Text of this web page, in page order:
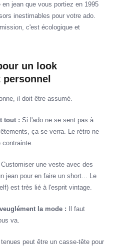
jean que vous portiez en 1995
inestimables pour votre ado.
c'est écologique et
un look
il doit être assumé.
tout : Si l'ado ne se sent pas à
ça se verra. Le rétro ne
contrainte.
Customiser une veste avec des
jean pour en faire un short... Le
est très lié à l'esprit vintage.
la mode : Il faut
va.
peut être un casse-tête pour